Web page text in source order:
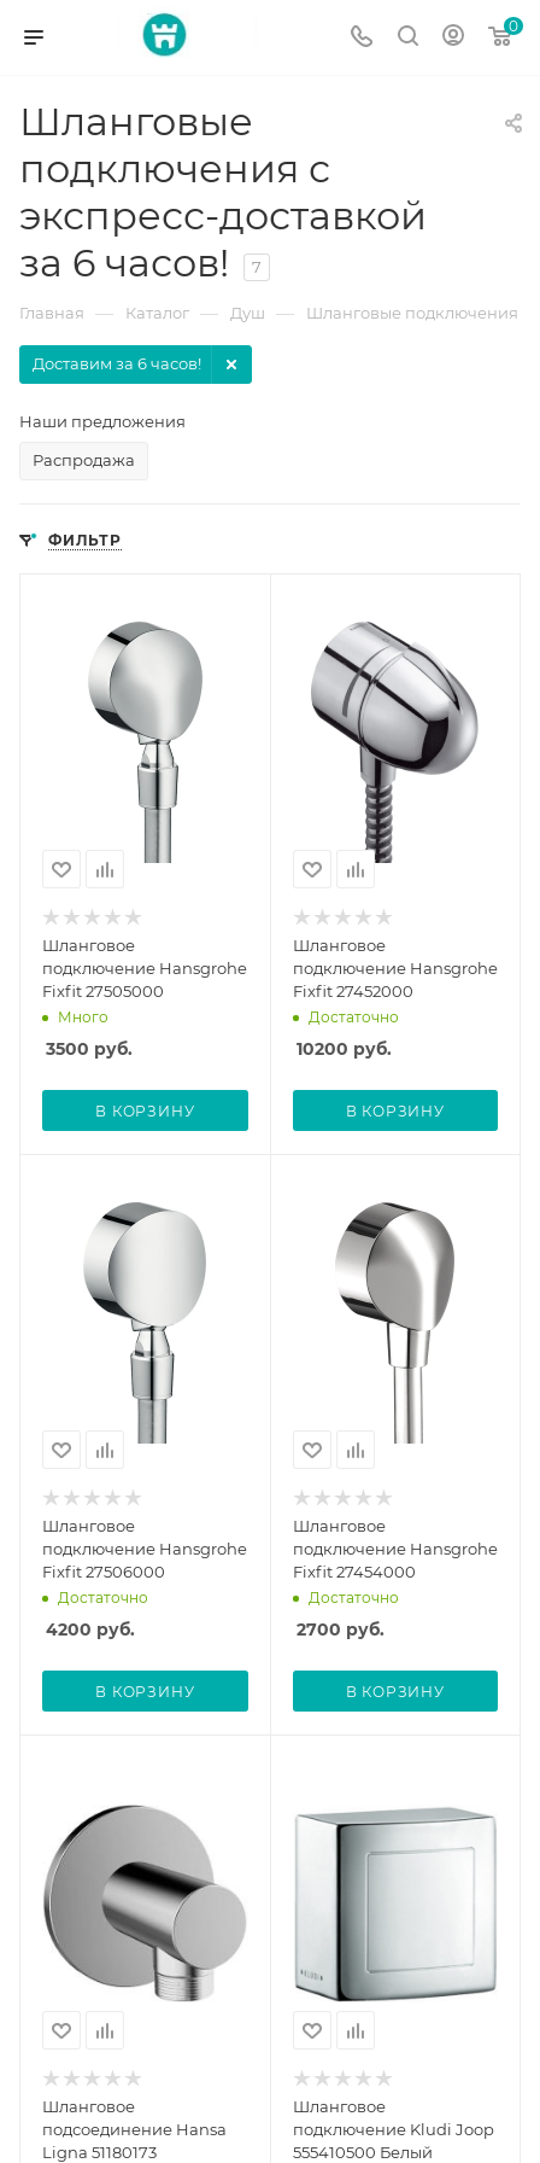
0
Шланговые
подключения с
экспресс-доставкой
за 6 часов!
7
Главная — Каталог — Душ — Шланговые подключения
Доставим за 6 часов!
Наши предложения
Распродажа
ФИЛЬТР
Шланговое
подключение Hansgrohe
Fixfit 27505000
Много
3500 руб.
В КОРЗИНУ
Шланговое
подключение Hansgrohe
Fixfit 27452000
Достаточно
10200 руб.
В КОРЗИНУ
Шланговое
подключение Hansgrohe
Fixfit 27506000
Достаточно
4200 руб.
В КОРЗИНУ
Шланговое
подключение Hansgrohe
Fixfit 27454000
Достаточно
2700 руб.
В КОРЗИНУ
Шланговое
подсоединение Hansa
Ligna 51180173
Шланговое
подключение Kludi Joop
555410500 Белый